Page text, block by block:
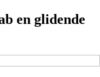
en glidende